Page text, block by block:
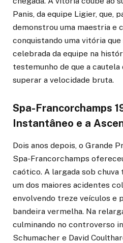
Panis, da equipe Ligier, que,
demonstrou uma maestria e
conquistando uma vitória
celebrada da equipe na
testemunho de que a
superar a velocidade bruta.
Spa-Francorchamps
Instantâneo e a
Dois anos depois, o Grande
Spa-Francorchamps
caótico. A largada sob
um dos maiores acidentes
envolvendo treze veículos e
bandeira vermelha. Na
culminando no controverso
Schumacher e David